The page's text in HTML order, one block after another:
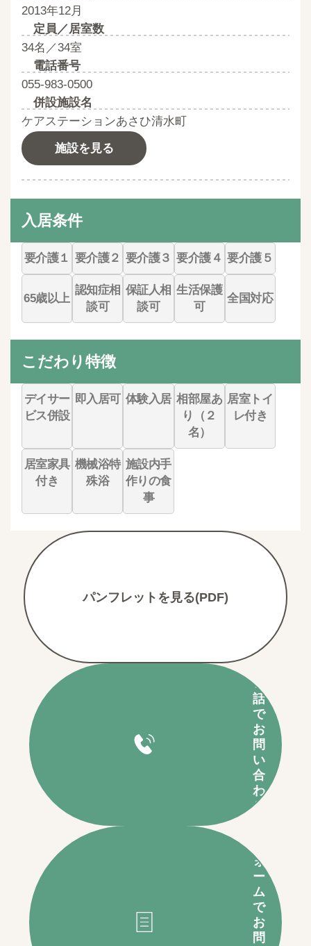
2013年12月
定員／居室数
34名／34室
電話番号
055-983-0500
併設施設名
ケアステーションあさひ清水町
施設を見る
入居条件
要介護１ 要介護２ 要介護３ 要介護４ 要介護５
65歳以上
認知症相
談可
保証人相
談可
生活保護
可
全国対応
こだわり特徴
デイサー
ビス併設
即入居可 体験入居 相部屋あ
り（２
名）
居室トイ
レ付き
居室家具
付き
機械浴特
殊浴
施設内手
作りの食
事
パンフレットを見る(PDF)
電
話
で
お
問
い
合
わ
せ
ォ
ー
ム
で
お
問